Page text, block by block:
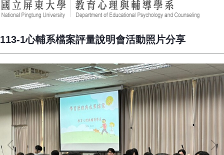
113-1心輔系檔案評量說明會活動照片分享